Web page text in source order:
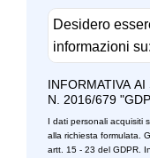
INFORMATIVA
N. 2016/679
I dati personali acquisiti
alla richiesta formulata.
artt. 15 - 23 del GDPR.